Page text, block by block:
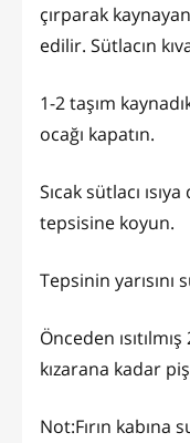
çırparak
edilir. Sütlacın
1-2 taşım
ocağı kapatın.
Sıcak sütlacı
tepsisine koyun.
Tepsinin
Önceden
kızarana kadar
Not:Fırın kabına